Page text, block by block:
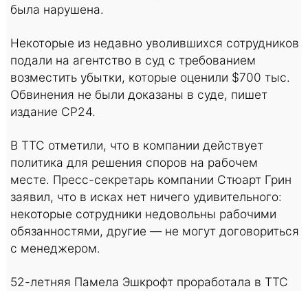
была нарушена.
Некоторые из недавно уволившихся сотрудников
подали на агентство в суд с требованием
возместить убытки, которые оценили $700 тыс.
Обвинения не были доказаны в суде, пишет
издание CP24.
В TTC отметили, что в компании действует
политика для решения споров на рабочем
месте. Пресс-секретарь компании Стюарт Грин
заявил, что в исках нет ничего удивительного:
некоторые сотрудники недовольны рабочими
обязанностями, другие — не могут договориться
с менеджером.
52-летняя Памела Эшкрофт проработала в TTC